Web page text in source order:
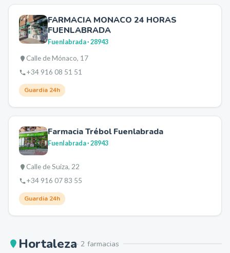
FARMACIA MONACO 24 HORAS
FUENLABRADA
Fuenlabrada· 28943
Calle de Mónaco, 17
+34 916 08 51 51
Guardia 24h
Farmacia Trébol Fuenlabrada
Fuenlabrada· 28943
Calle de Suiza, 22
+34 916 07 83 55
Guardia 24h
Hortaleza· 2 farmacias